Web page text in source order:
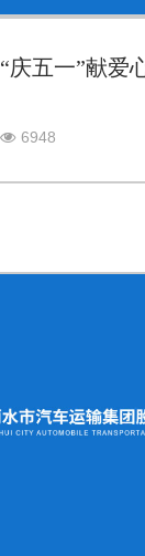
“庆五一”献爱
6948